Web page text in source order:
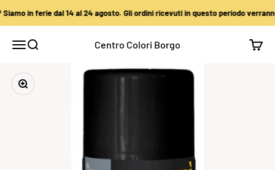
Vai al contenuto
in ferie dal 14 al 24 agosto. Gli ordini ricevuti in questo periodo verranno
Apri il menu di navigazione
Mostra il menu di ricercaCentro Colori Borgo
Ingrandisci immagine